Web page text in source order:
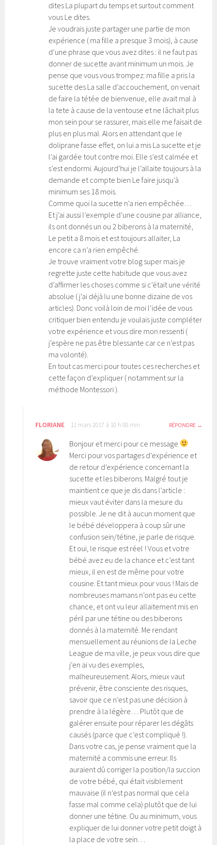
dites La plupart du temps et surtout comment
vous Le dites.
Je voudrais juste partager une partie de mon
expérience ( ma fille a presque 3 mois), à cause
d’une phrase que vous avez dites : il ne faut pas
donner de sucette avant minimum un mois. Je
pense que vous vous trompez: ma fille a pris la
sucette des La salle d’accouchement, on venait
de faire la tétée de bienvenue, elle avait mal à
la tete à cause de la ventouse et ne lâchait plus
mon sein pour se rassurer, mais elle me faisait de
plus en plus mal. Alors en attendant que le
doliprane fasse effet, on lui a mis La sucette et je
l’ai gardée tout contre moi. Elle s’est calmée et
s’est endormi. Aujourd’hui je l’allaite toujours à la
demande et compte bien Le faire jusqu’à
minimum ses 18 mois.
Comme quoi la sucette n’a rien empêchée…
Et j’ai aussi l’exemple d’une cousine par alliance,
ils ont donnés un ou 2 biberons à la maternité,
Le petit a 8 mois et est toujours allaiter, La
encore ca n’a rien empêché.
Je trouve vraiment votre blog super mais je
regrette juste cette habitude que vous avez
d’affirmer les choses comme si c’était une vérité
absolue ( j’ai déjà lu une bonne dizaine de vos
articles). Donc voilà loin de moi l’idée de vous
critiquer bien entendu je voulais juste compléter
votre expérience et vous dire mon ressenti (
j’espère ne pas être blessante car ce n’est pas
ma volonté).
En tout cas merci pour toutes ces recherches et
cette façon d’expliquer ( notamment sur la
méthode Montessori ).
FLORIANE 11 mars 2017 à 10 h 08 min RÉPONDRE
Bonjour et merci pour ce message
Merci pour vos partages d’expérience et
de retour d’expérience concernant la
sucette et les biberons. Malgré tout je
maintient ce que je dis dans l’article :
mieux vaut éviter dans la mesure du
possible. Je ne dit à aucun moment que
le bébé développera à coup sûr une
confusion sein/tétine, je parle de risque.
Et oui, le risque est réel ! Vous et votre
bébé avez eu de la chance et c’est tant
mieux, il en est de même pour votre
cousine. Et tant mieux pour vous ! Mais de
nombreuses mamans n’ont pas eu cette
chance, et ont vu leur allaitement mis en
péril par une tétine ou des biberons
donnés à la maternité. Me rendant
mensuellement au réunions de la Leche
League de ma ville, je peux vous dire que
j’en ai vu des exemples,
malheureusement. Alors, mieux vaut
prévenir, être consciente des risques,
savoir que ce n’est pas une décision à
prendre à la légère… Plutôt que de
galérer ensuite pour réparer les dégâts
causés (parce que c’est compliqué !).
Dans votre cas, je pense vraiment que la
maternité a commis une erreur. Ils
auraient dû corriger la position/la succion
de votre bébé, qui était visiblement
mauvaise (il n’est pas normal que cela
fasse mal comme cela) plutôt que de lui
donner une tétine. Ou au minimum, vous
expliquer de lui donner votre petit doigt à
la place de votre sein…